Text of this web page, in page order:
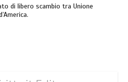
di libero scambio tra Unione